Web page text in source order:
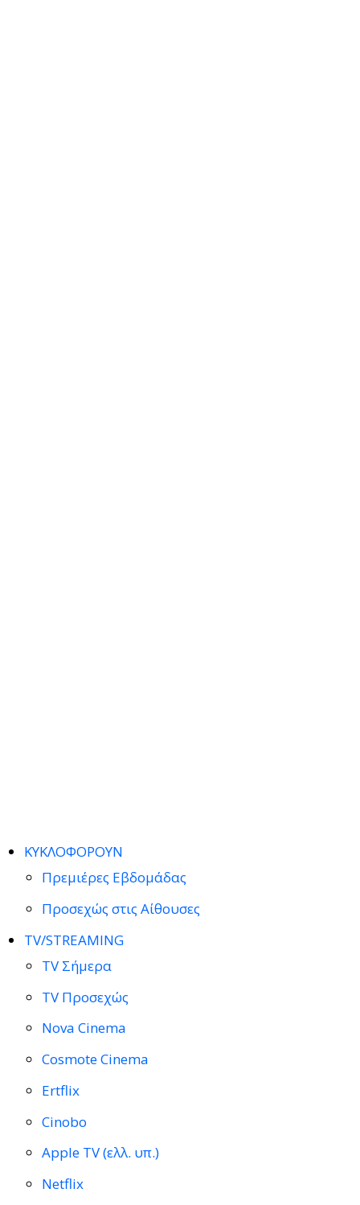
ΚΥΚΛΟΦΟΡΟΥΝ
Πρεμιέρες Εβδομάδας
Προσεχώς στις Αίθουσες
TV/STREAMING
TV Σήμερα
TV Προσεχώς
Nova Cinema
Cosmote Cinema
Ertflix
Cinobo
Apple TV (ελλ. υπ.)
Netflix